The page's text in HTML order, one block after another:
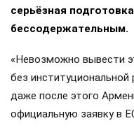
серьёзная
бессодержательным.
«Невозможно вывести
без
даже после этого
официальную заявку в